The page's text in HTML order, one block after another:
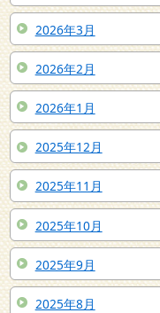
2026年3月
2026年2月
2026年1月
2025年12月
2025年11月
2025年10月
2025年9月
2025年8月